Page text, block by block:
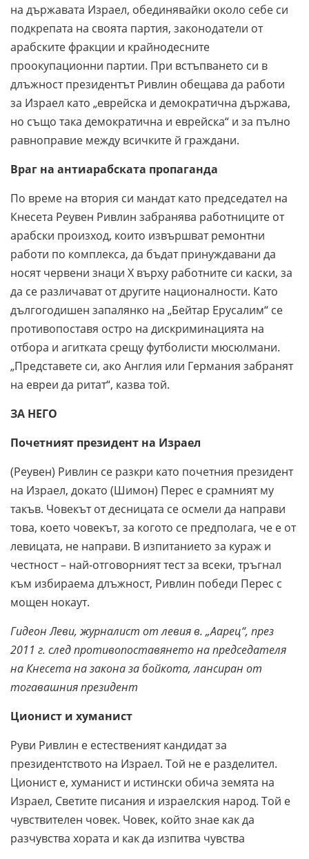
на държавата Израел, обединявайки около себе си
подкрепата на своята партия, законодатели от
арабските фракции и крайнодесните
проокупационни партии. При встъпването си в
длъжност президентът Ривлин обещава да работи
за Израел като „еврейска и демократична държава,
но също така демократична и еврейска“ и за пълно
равноправие между всичките й граждани.
Враг на антиарабската пропаганда
По време на втория си мандат като председател на
Кнесета Реувен Ривлин забранява работниците от
арабски произход, които извършват ремонтни
работи по комплекса, да бъдат принуждавани да
носят червени знаци Х върху работните си каски, за
да се различават от другите националности. Като
дългогодишен запалянко на „Бейтар Ерусалим“ се
противопоставя остро на дискриминацията на
отбора и агитката срещу футболисти мюсюлмани.
„Представете си, ако Англия или Германия забранят
на евреи да ритат“, казва той.
ЗА НЕГО
Почетният президент на Израел
(Реувен) Ривлин се разкри като почетния президент
на Израел, докато (Шимон) Перес е срамният му
такъв. Човекът от десницата се осмели да направи
това, което човекът, за когото се предполага, че е от
левицата, не направи. В изпитанието за кураж и
честност – най-отговорният тест за всеки, тръгнал
към избираема длъжност, Ривлин победи Перес с
мощен нокаут.
Гидеон Леви, журналист от левия в. „Аарец“, през
2011 г. след противопоставянето на председателя
на Кнесета на закона за бойкота, лансиран от
тогавашния президент
Ционист и хуманист
Руви Ривлин е естественият кандидат за
президентството на Израел. Той не е разделител.
Ционист е, хуманист и истински обича земята на
Израел, Светите писания и израелския народ. Той е
чувствителен човек. Човек, който знае как да
разчувства хората и как да изпитва чувства